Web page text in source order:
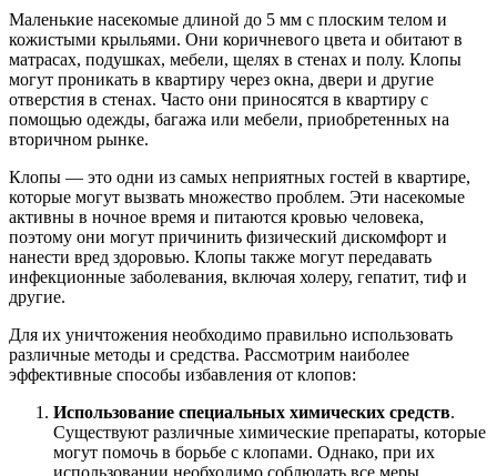
Маленькие насекомые длиной до 5 мм с плоским телом и
кожистыми крыльями. Они коричневого цвета и обитают в
матрасах, подушках, мебели, щелях в стенах и полу. Клопы
могут проникать в квартиру через окна, двери и другие
отверстия в стенах. Часто они приносятся в квартиру с
помощью одежды, багажа или мебели, приобретенных на
вторичном рынке.
Клопы — это одни из самых неприятных гостей в квартире,
которые могут вызвать множество проблем. Эти насекомые
активны в ночное время и питаются кровью человека,
поэтому они могут причинить физический дискомфорт и
нанести вред здоровью. Клопы также могут передавать
инфекционные заболевания, включая холеру, гепатит, тиф и
другие.
Для их уничтожения необходимо правильно использовать
различные методы и средства. Рассмотрим наиболее
эффективные способы избавления от клопов:
Использование специальных химических средств.
Существуют различные химические препараты, которые
могут помочь в борьбе с клопами. Однако, при их
использовании необходимо соблюдать все меры